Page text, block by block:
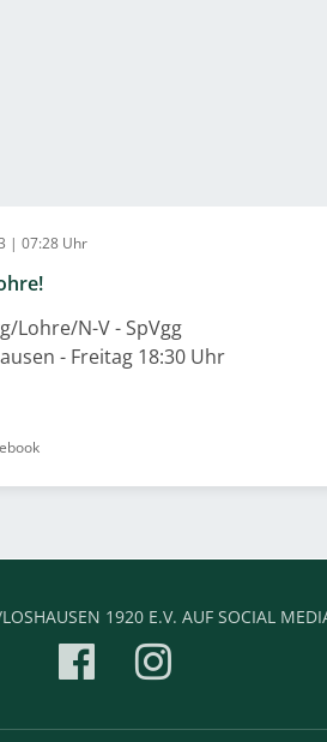
| 07:28 Uhr
Lohre/N-V - SpVgg
- Freitag 18:30 Uhr
1920 E.V. AUF SOCIAL